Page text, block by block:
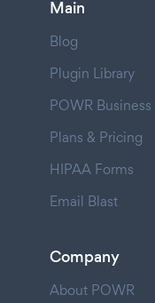
Main
Blog
Plugin Library
POWR Business
Plans & Pricing
HIPAA Forms
Email Blast
Company
About POWR